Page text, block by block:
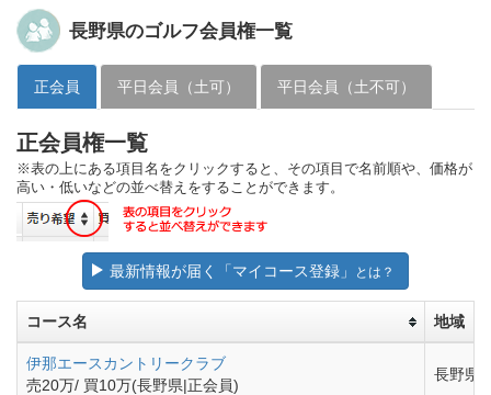
長野県のゴルフ会員権一覧
正会員 平日会員（土可） 平日会員（土不可）
正会員権一覧
※表の上にある項目名をクリックすると、その項目で名前順や、価格が
高い・低いなどの並べ替えをすることができます。
最新情報が届く「マイコース登録」 とは？
コース名 地域
伊那エースカントリークラブ
売20万/ 買10万(長野県|正会員)
長野県